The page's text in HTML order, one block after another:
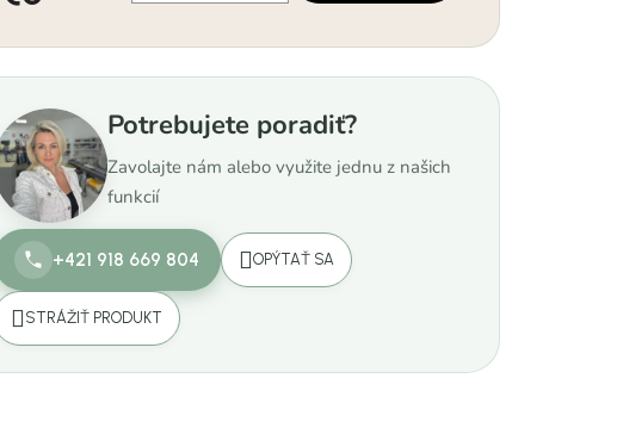
Potrebujete poradiť?
Zavolajte nám alebo využite jednu z našich
funkcií
+421 918 669 804 OPÝTAŤ SA
STRÁŽIŤ PRODUKT